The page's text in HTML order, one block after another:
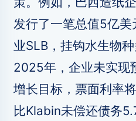
发行了一笔总值5亿
业SLB，挂钩水生物
2025年，企业未实现
增长目标，票面利率
比Klabin未偿还债务